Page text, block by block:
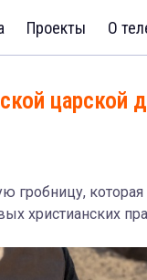
Проекты О
царской
гробницу,
христианских